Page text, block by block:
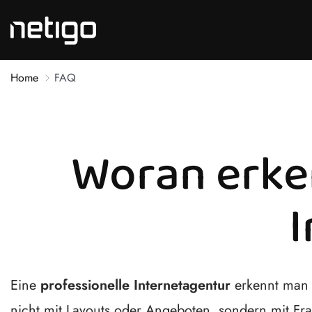
Home FAQ
Woran
Eine professionelle Internetagentur erkennt